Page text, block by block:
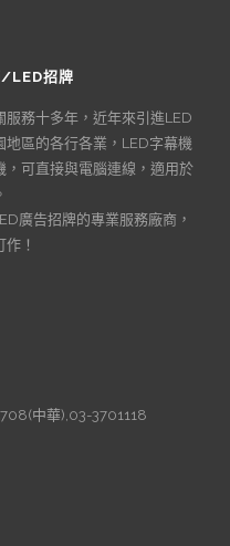
LED招牌
務十多年，近年來引進LED
區的各行各業，LED字幕機
可直接與電腦連線，適用於
廣告招牌的專業服務廠商，
！
中華),03-3701118